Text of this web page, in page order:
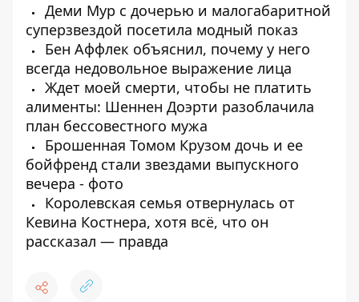
Деми Мур с дочерью и малогабаритной
суперзвездой посетила модный показ
Бен Аффлек объяснил, почему у него
всегда недовольное выражение лица
Ждет моей смерти, чтобы не платить
алименты: Шеннен Доэрти разоблачила
план бессовестного мужа
Брошенная Томом Крузом дочь и ее
бойфренд стали звездами выпускного
вечера - фото
Королевская семья отвернулась от
Кевина Костнера, хотя всё, что он
рассказал — правда